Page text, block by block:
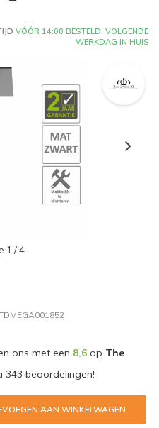
VÓÓR 14:00 BESTELD, VOLGENDE
WERKDAG IN HUIS
1 / 4
ons met een 8,6op The
343 beoordelingen!
AAN WINKELWAGEN